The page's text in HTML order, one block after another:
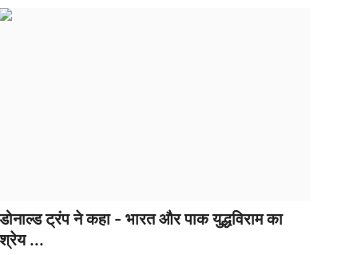
ट्रंप ने कहा - भारत और पाक युद्धविराम का
...